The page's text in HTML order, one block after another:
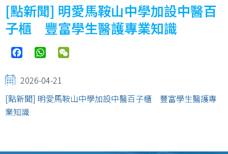
[點新聞] 明愛馬鞍山中學加設中醫百
子櫃 豐富學生醫護專業知識
FacebookWhatsApp
2026-04-21
[點新聞] 明愛馬鞍山中學加設中醫百子櫃 豐富學生醫護專
業知識